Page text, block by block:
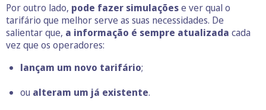
Por outro lado, pode fazer simulaçõese ver qual o
tarifário que melhor serve as suas necessidades. De
salientar que, a informação é sempre atualizada cada
vez que os operadores:
lançam um novo tarifário;
ou alteram um já existente.